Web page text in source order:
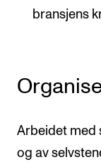
bransjens
Arbeidet med
og av